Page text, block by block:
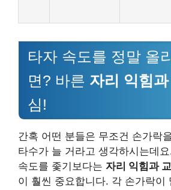
타자 속도를 정말 올
면? 바른 자리 익힘
심!
간혹 어떤 분들은 무조건 손가락
타수가 늘 거라고 생각하시는데
속도를 좇기보다는 자리 익힘과
이 훨씬 중요합니다. 각 손가락이